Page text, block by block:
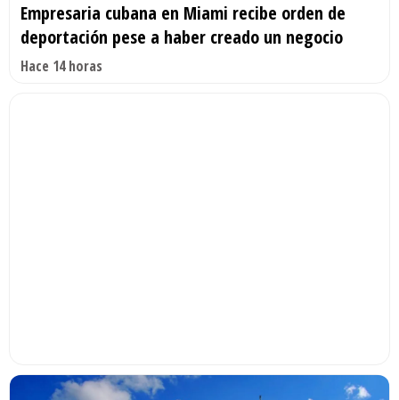
Empresaria cubana en Miami recibe orden de
deportación pese a haber creado un negocio
Hace 14 horas